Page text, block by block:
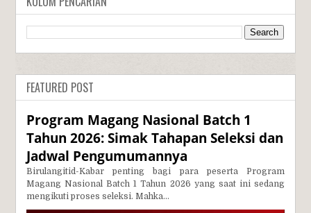
FEATURED POST
Program Magang Nasional Batch 1
Tahun 2026: Simak Tahapan Seleksi dan
Jadwal Pengumumannya
Birulangitid-Kabar penting bagi para peserta Program
Magang Nasional Batch 1 Tahun 2026 yang saat ini sedang
mengikuti proses seleksi. Mahka...